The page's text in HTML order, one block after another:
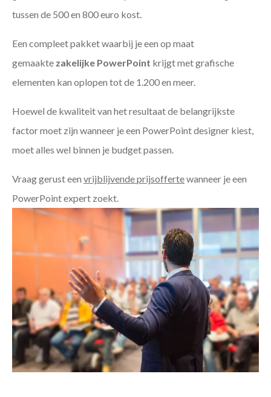
tussen de 500 en 800 euro kost.
Een compleet pakket waarbij je een op maat
gemaakte zakelijke PowerPoint krijgt met grafische
elementen kan oplopen tot de 1.200 en meer.
Hoewel de kwaliteit van het resultaat de belangrijkste
factor moet zijn wanneer je een PowerPoint designer kiest,
moet alles wel binnen je budget passen.
Vraag gerust een vrijblijvende prijsoffertewanneer je een
PowerPoint expert zoekt.